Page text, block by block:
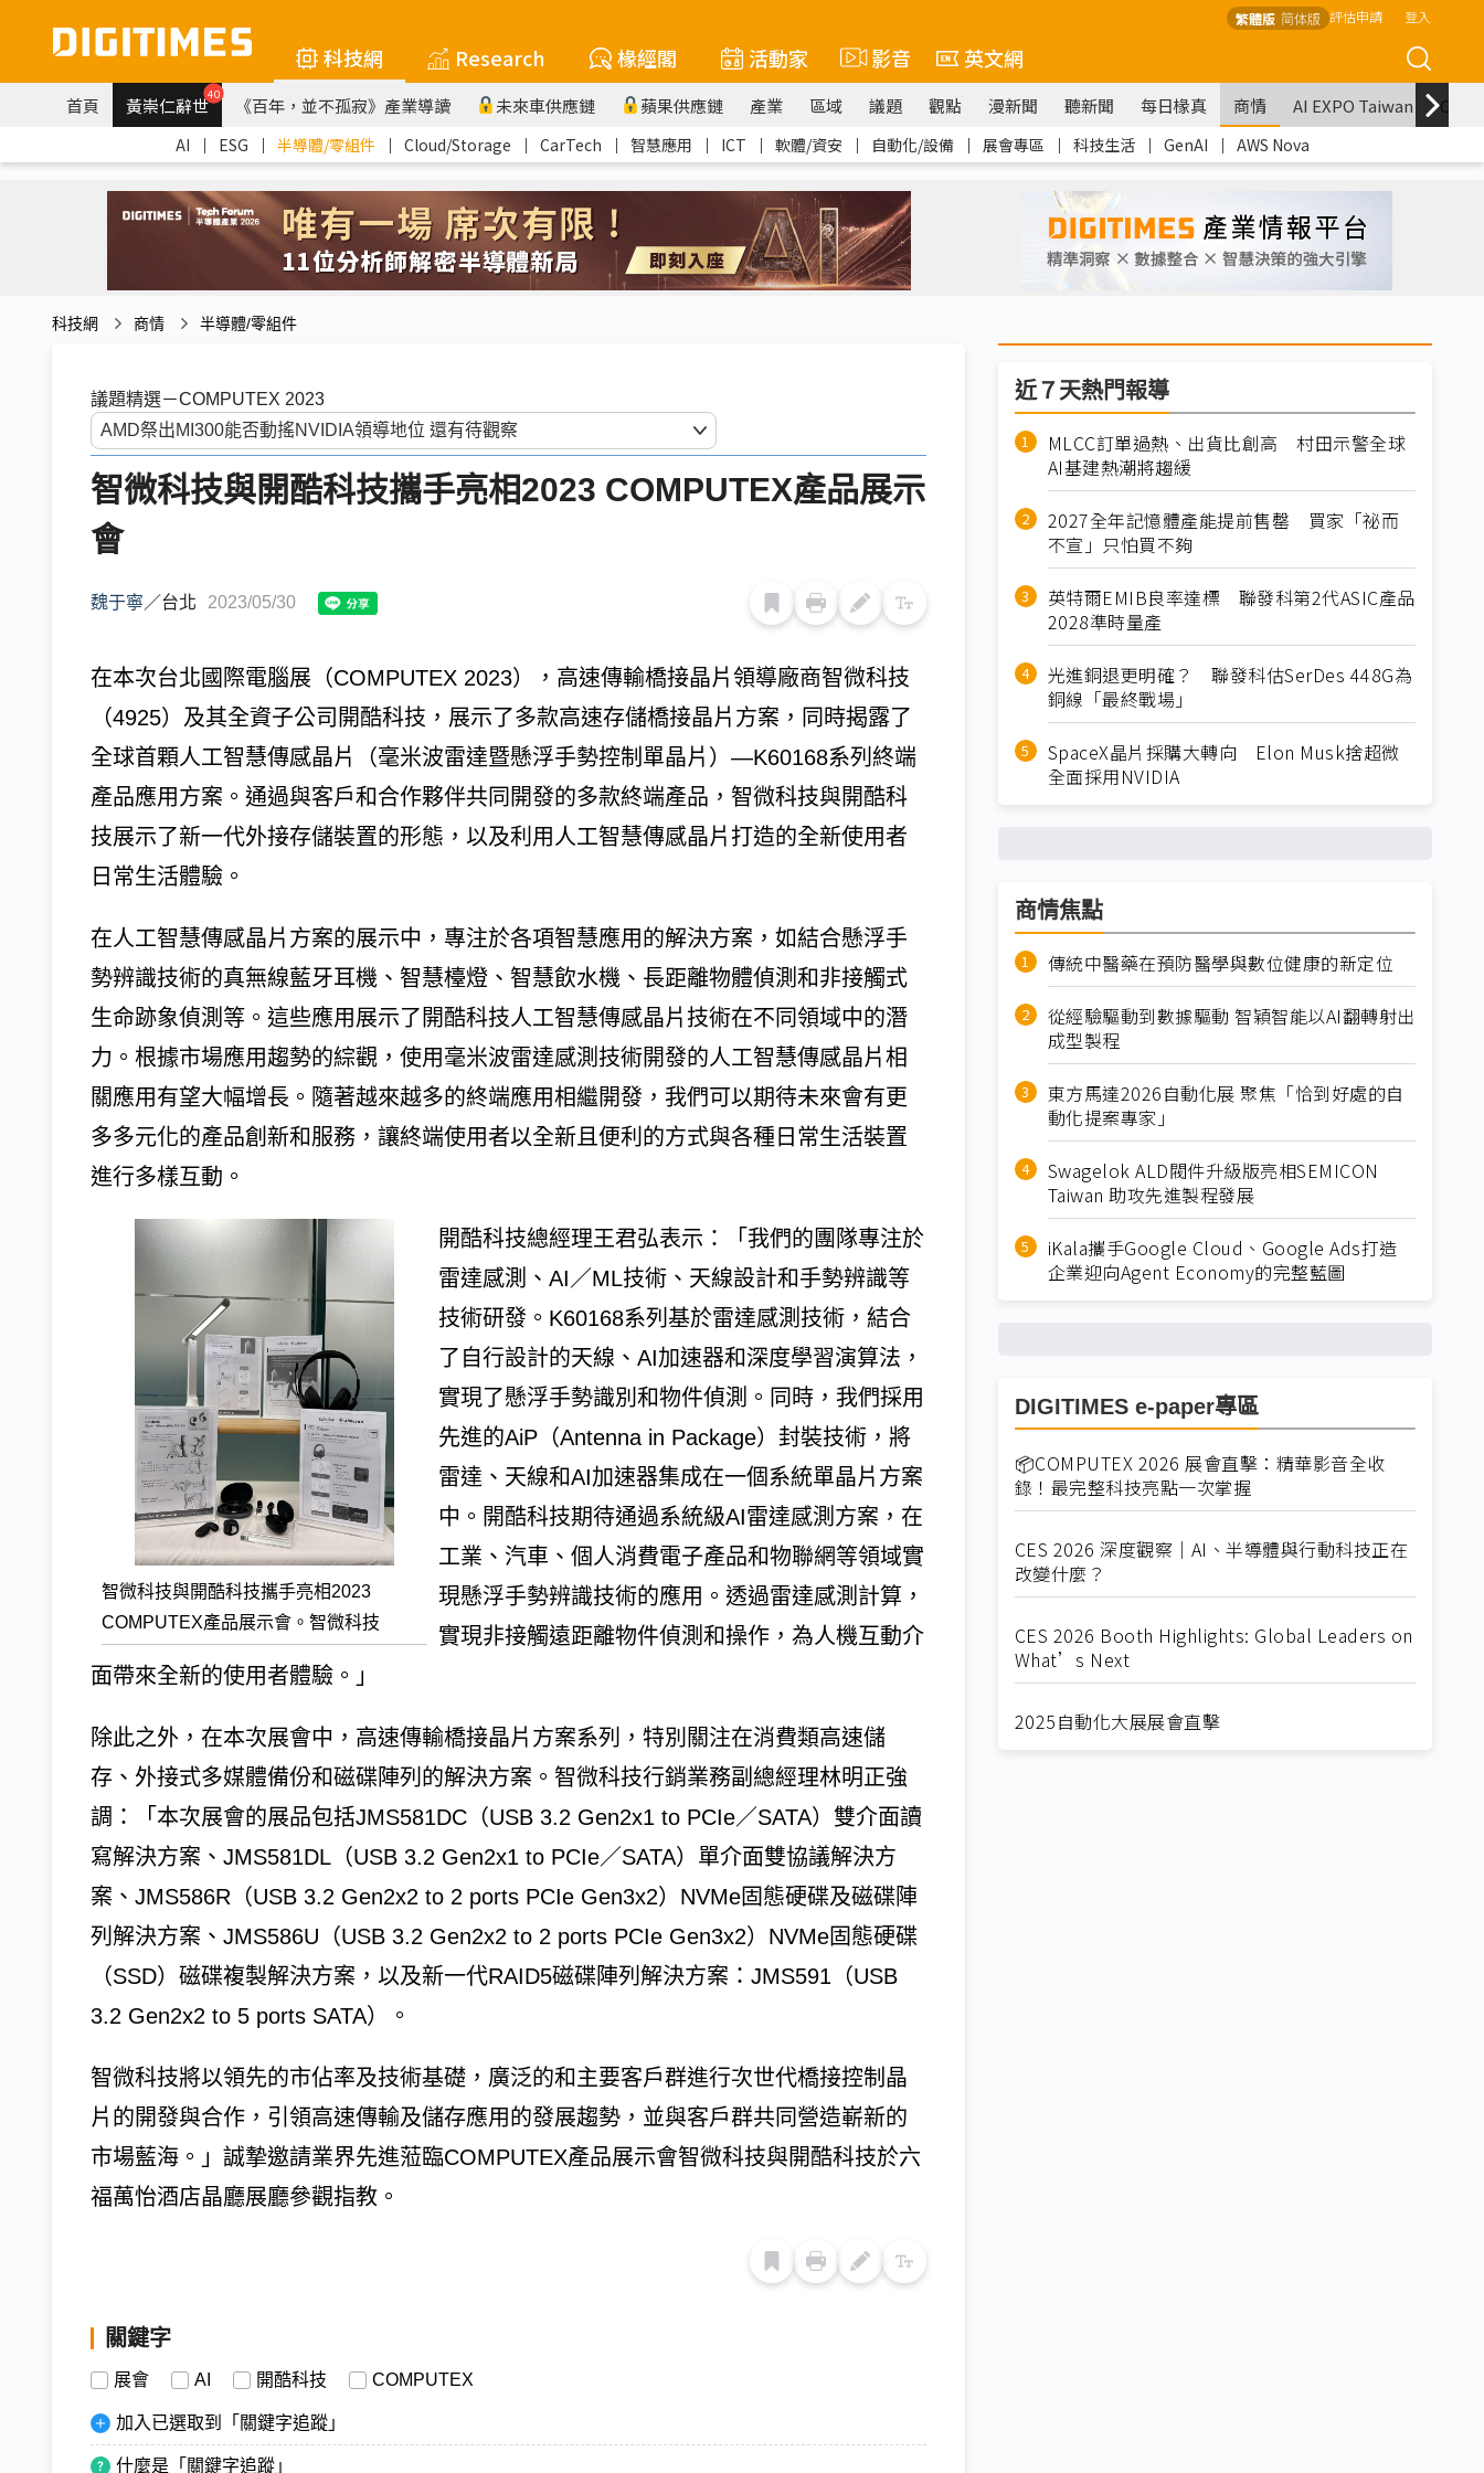
繁體版 简体版 評估申請 登入
科技網 Research 椽經閣 活動家 影音 英文網
首頁 黃崇仁辭世40 《百年，並不孤寂》產業導讀 未來車供應鏈 蘋果供應鏈 產業 區域 議題 觀點 漫新聞 聽新聞 每日椽真 商情 AI EXPO Taiwan
AI ｜ ESG ｜ 半導體/零組件 ｜ Cloud/Storage ｜ CarTech ｜ 智慧應用 ｜ ICT ｜ 軟體/資安 ｜ 自動化/設備 ｜ 展會專區 ｜ 科技生活 ｜ GenAI ｜ AWS Nova
科技網 商情 半導體/零組件
議題精選－COMPUTEX 2023
智微科技與開酷科技攜手亮相2023 COMPUTEX產品展示
會
魏于寧 ／台北 2023/05/30
在本次台北國際電腦展（COMPUTEX 2023），高速傳輸橋接晶片領導廠商智微科技
（4925）及其全資子公司開酷科技，展示了多款高速存儲橋接晶片方案，同時揭露了
全球首顆人工智慧傳感晶片（毫米波雷達暨懸浮手勢控制單晶片）—K60168系列終端
產品應用方案。通過與客戶和合作夥伴共同開發的多款終端產品，智微科技與開酷科
技展示了新一代外接存儲裝置的形態，以及利用人工智慧傳感晶片打造的全新使用者
日常生活體驗。
在人工智慧傳感晶片方案的展示中，專注於各項智慧應用的解決方案，如結合懸浮手
勢辨識技術的真無線藍牙耳機、智慧檯燈、智慧飲水機、長距離物體偵測和非接觸式
生命跡象偵測等。這些應用展示了開酷科技人工智慧傳感晶片技術在不同領域中的潛
力。根據市場應用趨勢的綜觀，使用毫米波雷達感測技術開發的人工智慧傳感晶片相
關應用有望大幅增長。隨著越來越多的終端應用相繼開發，我們可以期待未來會有更
多多元化的產品創新和服務，讓終端使用者以全新且便利的方式與各種日常生活裝置
進行多樣互動。
智微科技與開酷科技攜手亮相2023
COMPUTEX產品展示會。智微科技
開酷科技總經理王君弘表示：「我們的團隊專注於
雷達感測、AI／ML技術、天線設計和手勢辨識等
技術研發。K60168系列基於雷達感測技術，結合
了自行設計的天線、AI加速器和深度學習演算法，
實現了懸浮手勢識別和物件偵測。同時，我們採用
先進的AiP（Antenna in Package）封裝技術，將
雷達、天線和AI加速器集成在一個系統單晶片方案
中。開酷科技期待通過系統級AI雷達感測方案，在
工業、汽車、個人消費電子產品和物聯網等領域實
現懸浮手勢辨識技術的應用。透過雷達感測計算，
實現非接觸遠距離物件偵測和操作，為人機互動介
面帶來全新的使用者體驗。」
除此之外，在本次展會中，高速傳輸橋接晶片方案系列，特別關注在消費類高速儲
存、外接式多媒體備份和磁碟陣列的解決方案。智微科技行銷業務副總經理林明正強
調：「本次展會的展品包括JMS581DC（USB 3.2 Gen2x1 to PCIe／SATA）雙介面讀
寫解決方案、JMS581DL（USB 3.2 Gen2x1 to PCIe／SATA）單介面雙協議解決方
案、JMS586R（USB 3.2 Gen2x2 to 2 ports PCIe Gen3x2）NVMe固態硬碟及磁碟陣
列解決方案、JMS586U（USB 3.2 Gen2x2 to 2 ports PCIe Gen3x2）NVMe固態硬碟
（SSD）磁碟複製解決方案，以及新一代RAID5磁碟陣列解決方案：JMS591（USB
3.2 Gen2x2 to 5 ports SATA）。
智微科技將以領先的市佔率及技術基礎，廣泛的和主要客戶群進行次世代橋接控制晶
片的開發與合作，引領高速傳輸及儲存應用的發展趨勢，並與客戶群共同營造嶄新的
市場藍海。」誠摯邀請業界先進蒞臨COMPUTEX產品展示會智微科技與開酷科技於六
福萬怡酒店晶廳展廳參觀指教。
關鍵字
展會 AI 開酷科技 COMPUTEX
加入已選取到「關鍵字追蹤」
什麼是「關鍵字追蹤」
近７天熱門報導
MLCC訂單過熱、出貨比創高 村田示警全球
AI基建熱潮將趨緩
2027全年記憶體產能提前售罄 買家「祕而
不宣」只怕買不夠
英特爾EMIB良率達標 聯發科第2代ASIC產品
2028準時量產
光進銅退更明確？ 聯發科估SerDes 448G為
銅線「最終戰場」
SpaceX晶片採購大轉向 Elon Musk捨超微
全面採用NVIDIA
商情焦點
傳統中醫藥在預防醫學與數位健康的新定位
從經驗驅動到數據驅動 智穎智能以AI翻轉射出
成型製程
東方馬達2026自動化展 聚焦「恰到好處的自
動化提案專家」
Swagelok ALD閥件升級版亮相SEMICON
Taiwan 助攻先進製程發展
iKala攜手Google Cloud、Google Ads打造
企業迎向Agent Economy的完整藍圖
DIGITIMES e-paper專區
📦COMPUTEX 2026 展會直擊：精華影音全收
錄！最完整科技亮點一次掌握
CES 2026 深度觀察｜AI、半導體與行動科技正在
改變什麼？
CES 2026 Booth Highlights: Global Leaders on
What’s Next
2025自動化大展展會直擊